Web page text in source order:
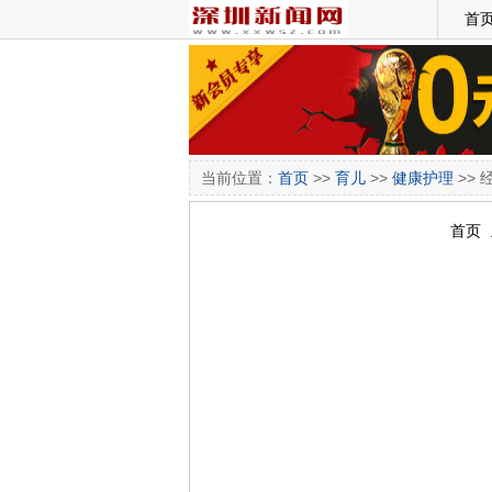
首
当前位置： 首页 >> 育儿 >> 健康护理 >>
首页